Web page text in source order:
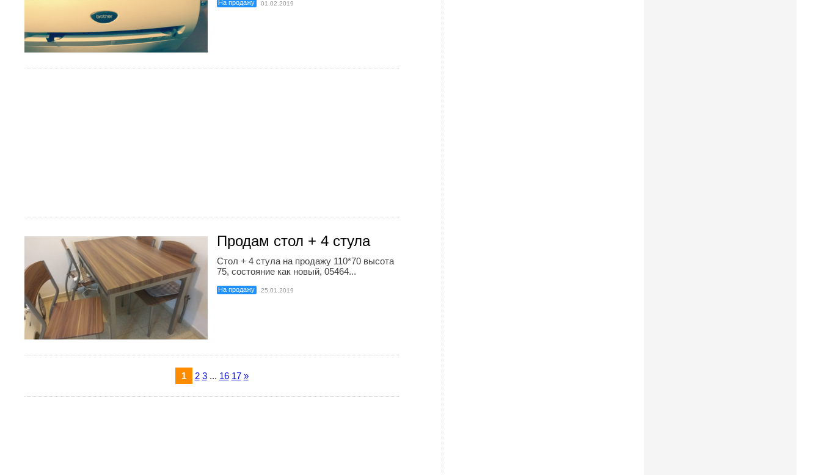
На продажу 01.02.2019
Продам стол + 4 стула
Стол + 4 стула на продажу 110*70 высота
75, состояние как новый, 05464...
На продажу 25.01.2019
1 2 3 ... 16 17 »